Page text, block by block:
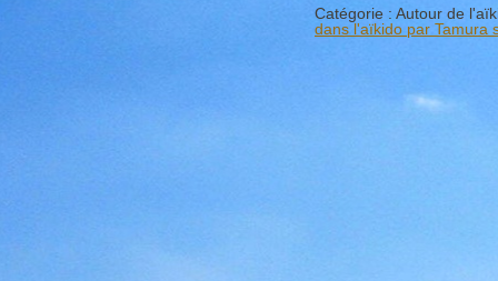
Catégorie : Autour de
dans l'aïkido par Tamura